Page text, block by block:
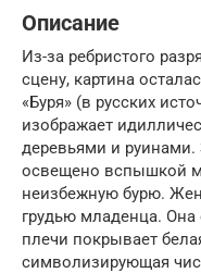
Описание
Из-за ребристого
сцену, картина
«Буря» (в русских
изображает
деревьями и руинами.
освещено вспышкой
неизбежную бурю.
грудью младенца. Она
плечи покрывает
символизирующая